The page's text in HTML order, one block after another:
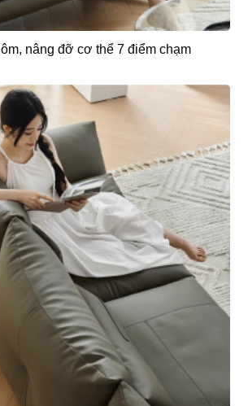
nâng đỡ cơ thể 7 điểm chạm